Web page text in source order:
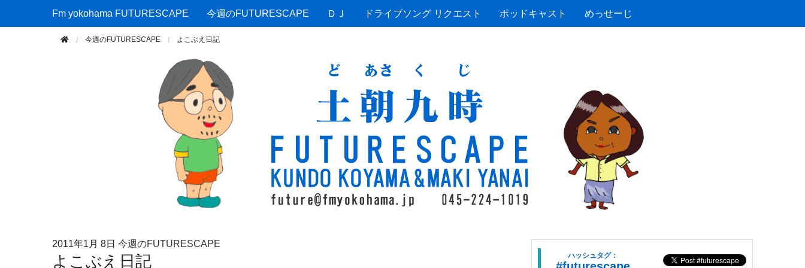
Fm yokohama FUTURESCAPE
Fm yokohama FUTURESCAPE 今週のFUTURESCAPE ＤＪ ドライブソング リクエスト ポッドキャスト めっせーじ
今週のFUTURESCAPE よこぶえ日記
2011年1月 8日 今週のFUTURESCAPE
よこぶえ日記 ハッシュタグ：